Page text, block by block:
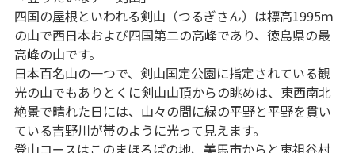
四国の屋根といわれる剣山（つるぎさん）は標高1995ｍ
の山で西日本および四国第二の高峰であり、徳島県の最
高峰の山です。
日本百名山の一つで、剣山国定公園に指定されている観
光の山でもありとくに剣山山頂からの眺めは、東西南北
絶景で晴れた日には、山々の間に緑の平野と平野を貫い
ている吉野川が帯のように光って見えます。
登山コースはこのまほろばの地、美馬市からと東祖谷村